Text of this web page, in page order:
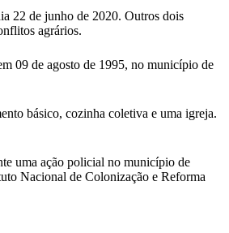
22 de junho de 2020. Outros dois
agrários.
09 de agosto de 1995, no município de
básico, cozinha coletiva e uma igreja.
uma ação policial no município de
Nacional de Colonização e Reforma